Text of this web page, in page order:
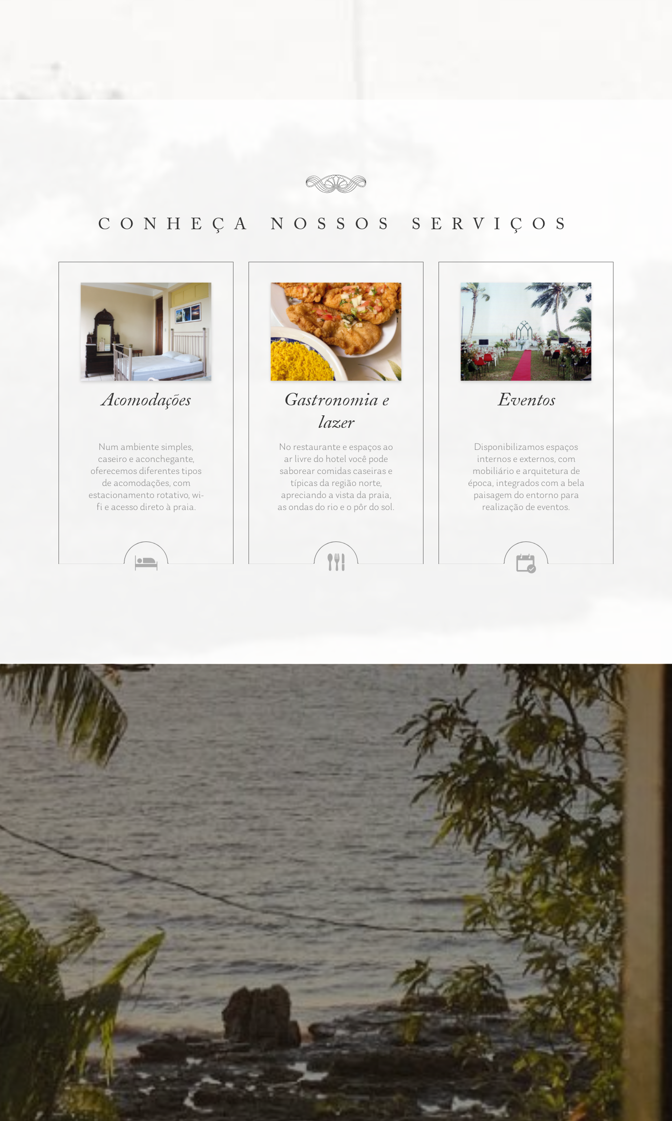
CONHEÇA NOSSOS SERVIÇOS
Acomodações
Num ambiente simples,
caseiro e aconchegante,
oferecemos diferentes tipos
de acomodações, com
estacionamento rotativo, wi-
fi e acesso direto à praia.
Gastronomia e
lazer
No restaurante e espaços ao
ar livre do hotel você pode
saborear comidas caseiras e
típicas da região norte,
apreciando a vista da praia,
as ondas do rio e o pôr do sol.
Eventos
Disponibilizamos espaços
internos e externos, com
mobiliário e arquitetura de
época, integrados com a bela
paisagem do entorno para
realização de eventos.